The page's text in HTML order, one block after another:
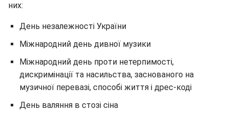
них:
День незалежності України
Міжнародний день дивної музики
Міжнародний день проти нетерпимості,
дискримінації та насильства, заснованого на
музичної перевазі, способі життя і дрес-коді
День валяння в стозі сіна